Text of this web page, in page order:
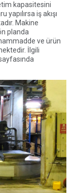
kapasitesini
iş akışı
Makine
planda
ve ürün
İlgili